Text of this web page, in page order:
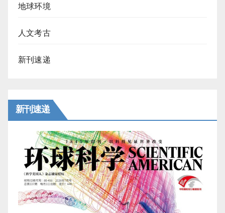
地球环境
人文考古
新刊速递
新刊速递